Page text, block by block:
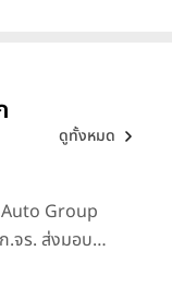
ดูทั้งหมด
Group
.จร. ส่งมอบ
และ F 900